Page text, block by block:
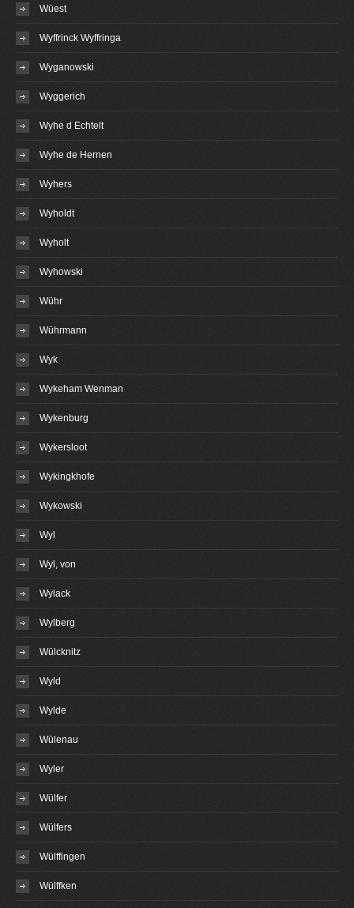
Wüest
Wyffrinck Wyffringa
Wyganowski
Wyggerich
Wyhe d Echtelt
Wyhe de Hernen
Wyhers
Wyholdt
Wyholt
Wyhowski
Wühr
Wührmann
Wyk
Wykeham Wenman
Wykenburg
Wykersloot
Wykingkhofe
Wykowski
Wyl
Wyl, von
Wylack
Wylberg
Wülcknitz
Wyld
Wylde
Wülenau
Wyler
Wülfer
Wülfers
Wülffingen
Wülffken